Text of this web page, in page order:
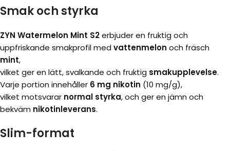
Smak och styrka
ZYN Watermelon Mint S2erbjuder en fruktig och
uppfriskande smakprofil med vattenmelon och fräsch
mint,
vilket ger en lätt, svalkande och fruktig smakupplevelse.
Varje portion innehåller 6 mg nikotin (10 mg/g),
vilket motsvarar normal styrka, och ger en jämn och
bekväm nikotinleverans.
Slim-format